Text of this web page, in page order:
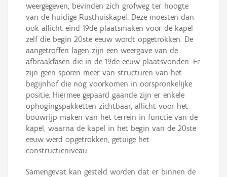
weergegeven, bevinden zich grofweg ter hoogte
van de huidige Rusthuiskapel. Deze moesten dan
ook allicht eind 19de plaatsmaken voor de kapel
zelf die begin 20ste eeuw wordt opgetrokken. De
aangetroffen lagen zijn een weergave van de
afbraakfasen die in de 19de eeuw plaatsvonden. Er
zijn geen sporen meer van structuren van het
begijnhof die nog voorkomen in oorspronkelijke
positie. Hiermee gepaard gaande zijn er enkele
ophogingspakketten zichtbaar, allicht voor het
bouwrijp maken van het terrein in functie van de
kapel, waarna de kapel in het begin van de 20ste
eeuw werd opgetrokken, getuige het
constructieniveau.
Samengevat kan gesteld worden dat er binnen de